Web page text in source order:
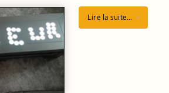
Lire la suite…